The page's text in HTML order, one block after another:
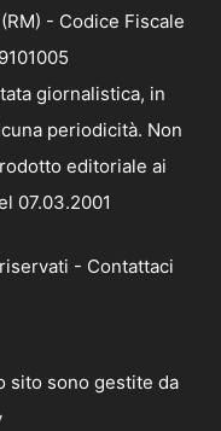
- Codice Fiscale
giornalistica, in
periodicità. Non
editoriale ai
07.03.2001
- Contattaci
sito sono gestite da